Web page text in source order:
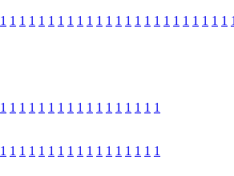
1 1 1 1 1 1 1 1 1 1 1 1 1 1 1 1 1 1 1 1 1 1 1 1 1
1 1 1 1 1 1 1 1 1 1 1 1 1 1 1 1 1
1 1 1 1 1 1 1 1 1 1 1 1 1 1 1 1 1